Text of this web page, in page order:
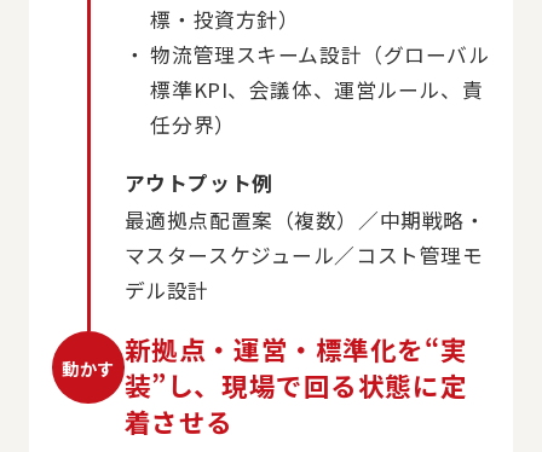
標・投資方針）
物流管理スキーム設計（グローバル
標準KPI、会議体、運営ルール、責
任分界）
アウトプット例
最適拠点配置案（複数）／中期戦略・
マスタースケジュール／コスト管理モ
デル設計
動かす 新拠点・運営・標準化を“実
装”し、現場で回る状態に定
着させる